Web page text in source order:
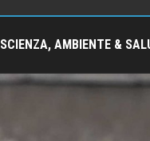
SCIENZA, AMBIENTE &